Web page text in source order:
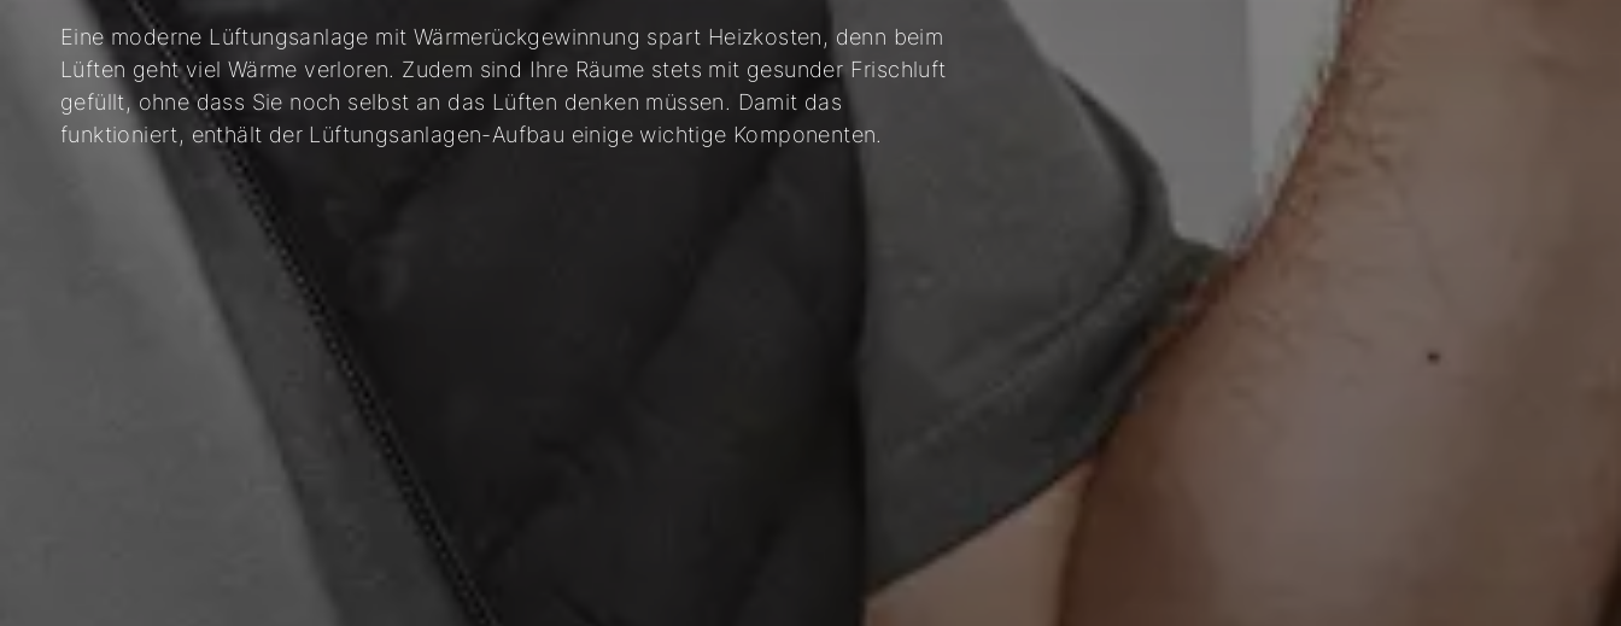
Eine moderne Lüftungsanlage mit Wärmerückgewinnung spart Heizkosten, denn beim
Lüften geht viel Wärme verloren. Zudem sind Ihre Räume stets mit gesunder Frischluft
gefüllt, ohne dass Sie noch selbst an das Lüften denken müssen. Damit das
funktioniert, enthält der Lüftungsanlagen-Aufbau einige wichtige Komponenten.